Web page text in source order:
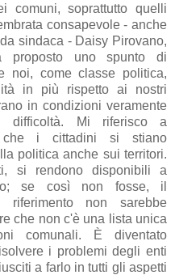
comuni, soprattutto quelli
consapevole - anche
sindaca - Daisy Pirovano,
proposto uno spunto di
noi, come classe politica,
in più rispetto ai nostri
in condizioni veramente
difficoltà. Mi riferisco a
che i cittadini si stiano
politica anche sui territori.
si rendono disponibili a
se così non fosse, il
riferimento non sarebbe
che non c'è una lista unica
comunali. È diventato
i problemi degli enti
a farlo in tutti gli aspetti